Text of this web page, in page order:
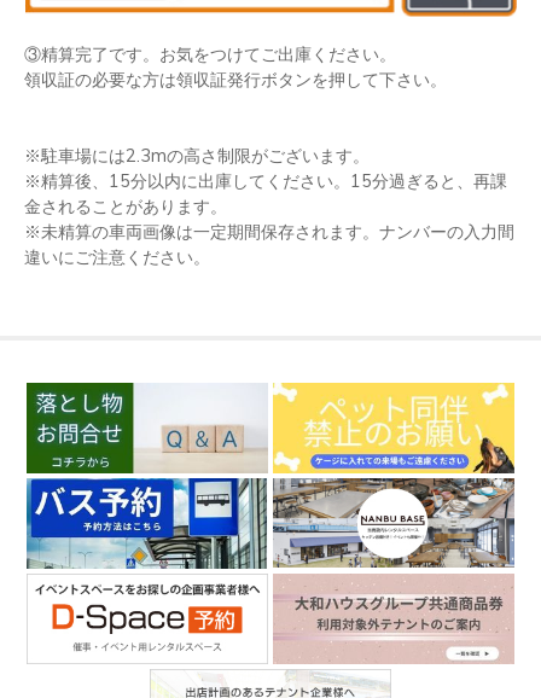
③精算完了です。お気をつけてご出庫ください。
領収証の必要な方は領収証発行ボタンを押して下さい。
※駐車場には2.3mの高さ制限がございます。
※精算後、15分以内に出庫してください。15分過ぎると、再課
金されることがあります。
※未精算の車両画像は一定期間保存されます。ナンバーの入力間
違いにご注意ください。